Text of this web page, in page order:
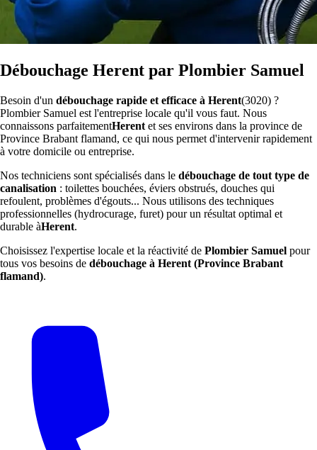
Débouchage Herent par Plombier Samuel
Besoin d'un débouchage rapide et efficace à Herent(3020) ?
Plombier Samuel est l'entreprise locale qu'il vous faut. Nous
connaissons parfaitementHerent et ses environs dans la province de
Province Brabant flamand, ce qui nous permet d'intervenir rapidement
à votre domicile ou entreprise.
Nos techniciens sont spécialisés dans le débouchage de tout type de
canalisation : toilettes bouchées, éviers obstrués, douches qui
refoulent, problèmes d'égouts... Nous utilisons des techniques
professionnelles (hydrocurage, furet) pour un résultat optimal et
durable àHerent.
Choisissez l'expertise locale et la réactivité de Plombier Samuel pour
tous vos besoins de débouchage à Herent (Province Brabant
flamand).